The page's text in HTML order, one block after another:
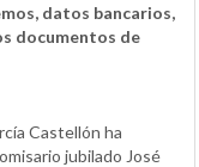
datos bancarios,
documentos de
Castellón ha
jubilado José